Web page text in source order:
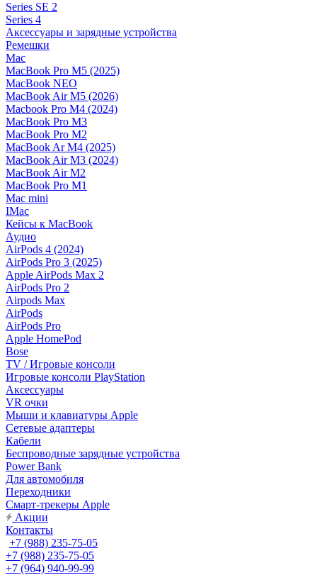
Series SE 2
Series 4
Аксессуары и зарядные устройства
Ремешки
Mac
MacBook Pro M5 (2025)
MacBook NEO
MacBook Air M5 (2026)
Macbook Pro M4 (2024)
MacBook Pro M3
MacBook Pro M2
MacBook Ar M4 (2025)
MacBook Air M3 (2024)
MacBook Air M2
MacBook Pro M1
Mac mini
IMac
Кейсы к MacBook
Аудио
AirPods 4 (2024)
AirPods Pro 3 (2025)
Apple AirPods Max 2
AirPods Pro 2
Airpods Max
AirPods
AirPods Pro
Apple HomePod
Bose
TV / Игровые консоли
Игровые консоли PlayStation
Аксессуары
VR очки
Мыши и клавиатуры Apple
Сетевые адаптеры
Кабели
Беспроводные зарядные устройства
Power Bank
Для автомобиля
Переходники
Смарт-трекеры Apple
Акции
Контакты
+7 (988) 235-75-05
+7 (988) 235-75-05
+7 (964) 940-99-99